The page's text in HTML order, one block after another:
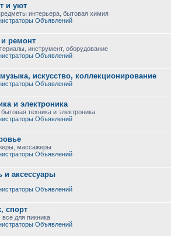
и уют
интерьера, бытовая химия
Объявлений
и ремонт
инструмент, оборудование
Объявлений
искусство, коллекционирование
Объявлений
и электроника
техника и электроника
Объявлений
массажеры
Объявлений
и аксессуары
Объявлений
спорт
для пикника
Объявлений